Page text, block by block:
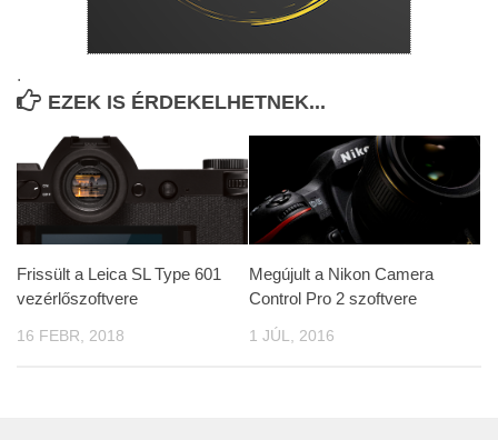
.
EZEK IS ÉRDEKELHETNEK...
Frissült a Leica SL Type 601
vezérlőszoftvere
16 FEBR, 2018
Megújult a Nikon Camera
Control Pro 2 szoftvere
1 JÚL, 2016